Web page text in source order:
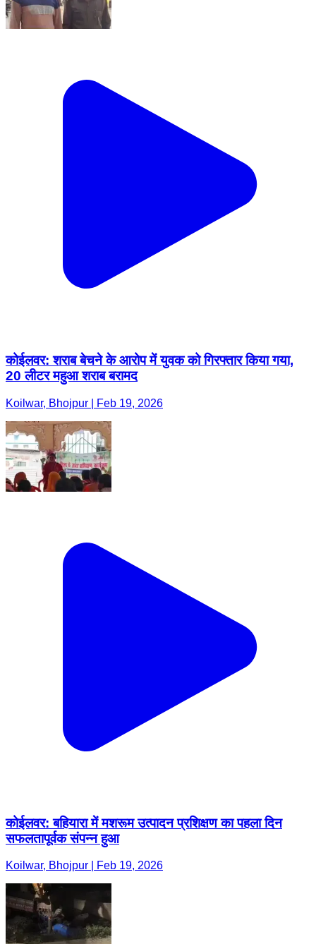
कोईलवर: शराब बेचने के आरोप में युवक को गिरफ्तार किया गया,
20 लीटर महुआ शराब बरामद
Koilwar, Bhojpur | Feb 19, 2026
कोईलवर: बहियारा में मशरूम उत्पादन प्रशिक्षण का पहला दिन
सफलतापूर्वक संपन्न हुआ
Koilwar, Bhojpur | Feb 19, 2026